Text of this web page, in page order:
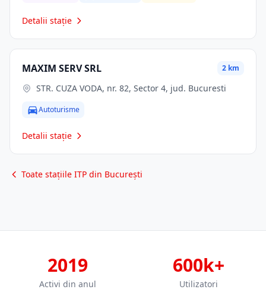
Detalii stație
MAXIM SERV SRL 2 km
STR. CUZA VODA, nr. 82, Sector 4, jud. Bucuresti
Autoturisme
Detalii stație
Toate stațiile ITP din București
2019
Activi din anul
600k+
Utilizatori